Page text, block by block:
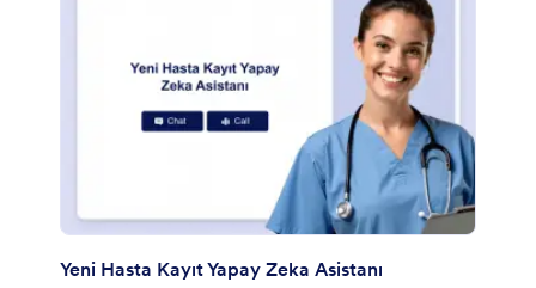
Yeni Hasta Kayıt Yapay Zeka Asistanı